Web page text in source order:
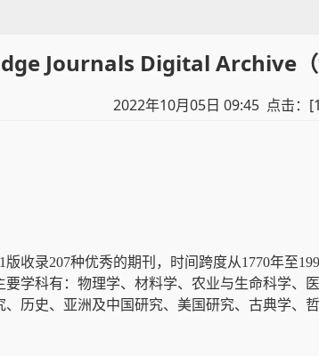
Journals Digital Archive（
2022年10月05日 09:45 点击：[
版收录207种优秀的期刊，时间跨度从1770年至
要学科有：物理学、材料学、农业与生命科学、
、历史、亚洲及中国研究、美国研究、古典学、